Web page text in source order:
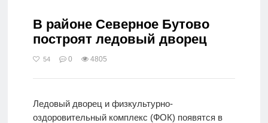
В районе Северное Бутово
построят ледовый дворец
54 0 4805
Ледовый дворец и физкультурно-
оздоровительный комплекс (ФОК) появятся в